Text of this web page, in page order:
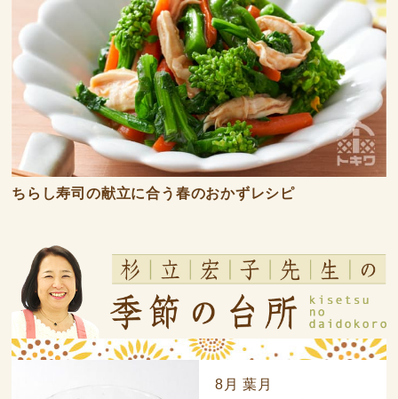
ちらし寿司の献立に合う春のおかずレシピ
8月 葉月